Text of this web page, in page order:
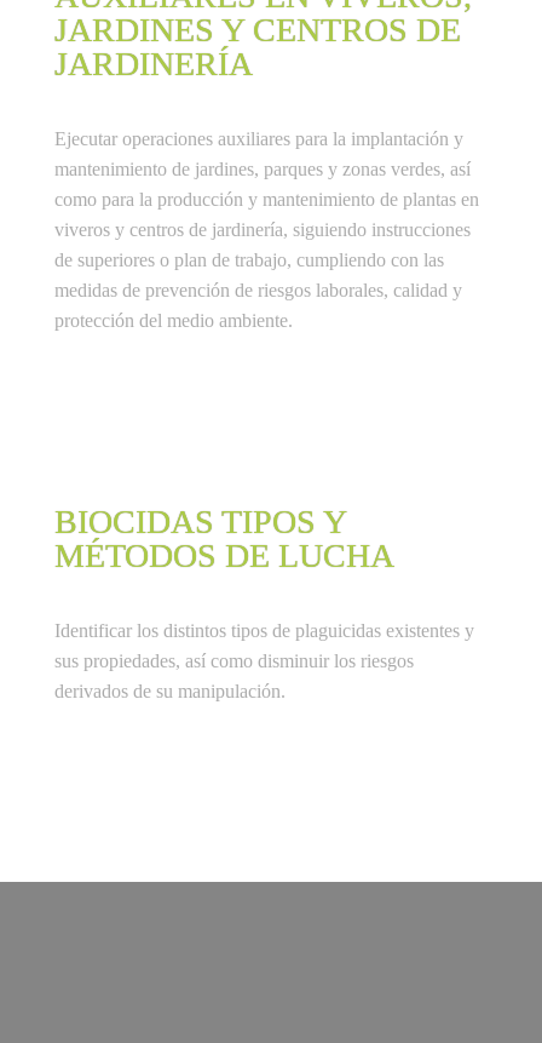
JARDINES Y CENTROS DE
JARDINERÍA
Ejecutar operaciones auxiliares para la implantación y
mantenimiento de jardines, parques y zonas verdes, así
como para la producción y mantenimiento de plantas en
viveros y centros de jardinería, siguiendo instrucciones
de superiores o plan de trabajo, cumpliendo con las
medidas de prevención de riesgos laborales, calidad y
protección del medio ambiente.
BIOCIDAS TIPOS Y
MÉTODOS DE LUCHA
Identificar los distintos tipos de plaguicidas existentes y
sus propiedades, así como disminuir los riesgos
derivados de su manipulación.